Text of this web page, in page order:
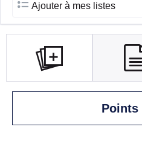
Ajouter à mes listes